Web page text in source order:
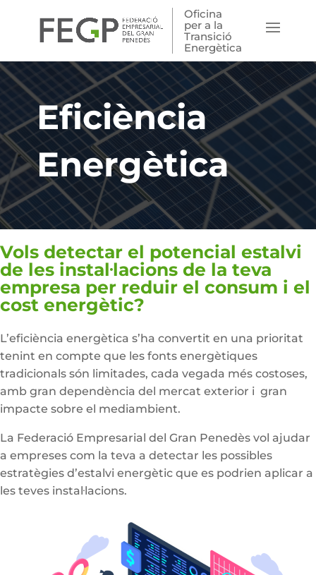
Oficina
per a la
Transició
Energètica
Eficiència
Energètica
Vols detectar el potencial estalvi
de les instal·lacions de la teva
empresa per reduir el consum i el
cost energètic?
L’eficiència energètica s’ha convertit en una prioritat
tenint en compte que les fonts energètiques
tradicionals són limitades, cada vegada més costoses,
amb gran dependència del mercat exterior i gran
impacte sobre el mediambient.
La Federació Empresarial del Gran Penedès vol ajudar
a empreses com la teva a detectar les possibles
estratègies d’estalvi energètic que es podrien aplicar a
les teves instal·lacions.